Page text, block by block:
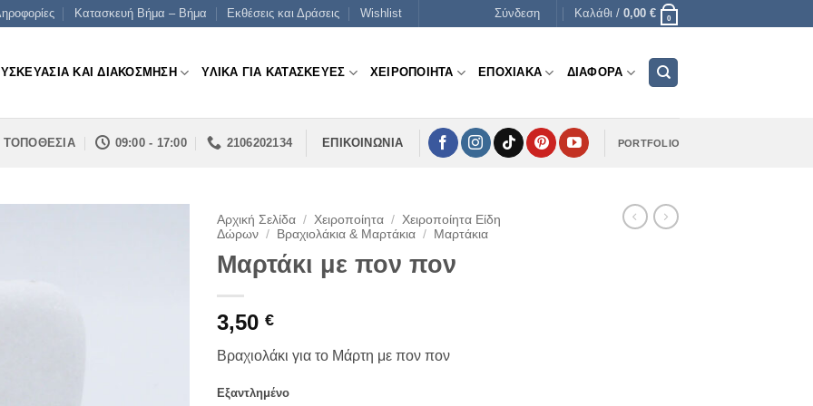
Κατασκευή Βήμα – Βήμα Εκθέσεις και Δράσεις Wishlist Σύνδεση Καλάθι / 0,00 € 0
ΚΑΙ ΔΙΑΚΟΣΜΗΣΗ ΥΛΙΚΑ ΓΙΑ ΚΑΤΑΣΚΕΥΕΣ ΧΕΙΡΟΠΟΙΗΤΑ ΕΠΟΧΙΑΚΑ ΔΙΑΦΟΡΑ
ΤΟΠΟΘΕΣΙΑ 09:00 - 17:00 2106202134 ΕΠΙΚΟΙΝΩΝΙΑ PORTFOLIO
Αρχική Σελίδα / Χειροποίητα / Χειροποίητα Είδη
Δώρων / Βραχιολάκια & Μαρτάκια / Μαρτάκια
Μαρτάκι με πον πον
3,50 €
Βραχιολάκι για το Μάρτη με πον πον
Εξαντλημένο